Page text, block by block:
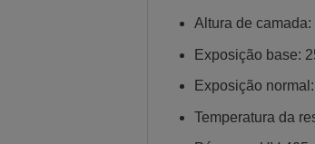
Altura de camada:
Exposição base:
Exposição
Temperatura da